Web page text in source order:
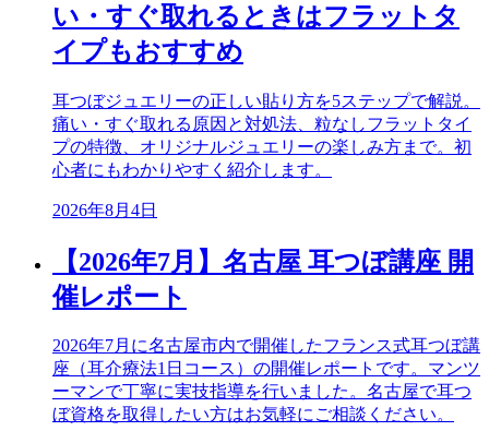
い・すぐ取れるときはフラットタ
イプもおすすめ
耳つぼジュエリーの正しい貼り方を5ステップで解説。
痛い・すぐ取れる原因と対処法、粒なしフラットタイ
プの特徴、オリジナルジュエリーの楽しみ方まで。初
心者にもわかりやすく紹介します。
2026年8月4日
【2026年7月】名古屋 耳つぼ講座 開
催レポート
2026年7月に名古屋市内で開催したフランス式耳つぼ講
座（耳介療法1日コース）の開催レポートです。マンツ
ーマンで丁寧に実技指導を行いました。名古屋で耳つ
ぼ資格を取得したい方はお気軽にご相談ください。